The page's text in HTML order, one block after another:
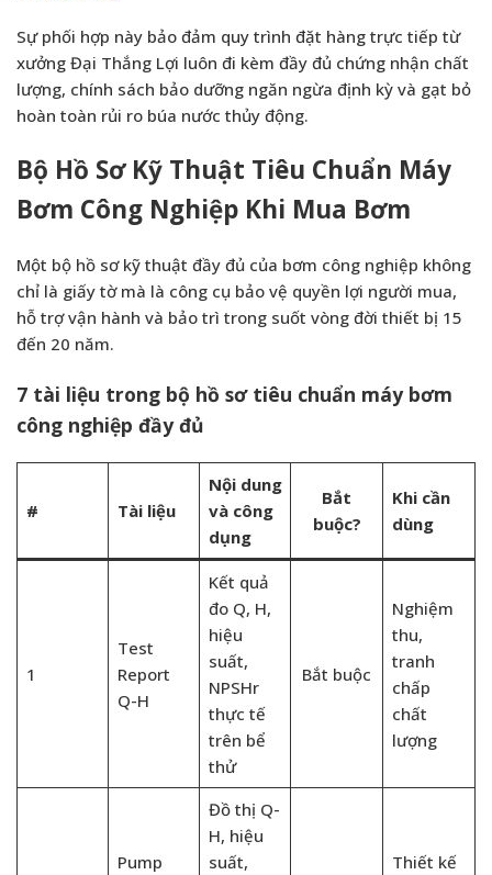
Sự phối hợp này bảo đảm quy trình đặt hàng trực tiếp từ
xưởng Đại Thắng Lợi luôn đi kèm đầy đủ chứng nhận chất
lượng, chính sách bảo dưỡng ngăn ngừa định kỳ và gạt bỏ
hoàn toàn rủi ro búa nước thủy động.
Bộ Hồ Sơ Kỹ Thuật Tiêu Chuẩn Máy
Bơm Công Nghiệp Khi Mua Bơm
Một bộ hồ sơ kỹ thuật đầy đủ của bơm công nghiệp không
chỉ là giấy tờ mà là công cụ bảo vệ quyền lợi người mua,
hỗ trợ vận hành và bảo trì trong suốt vòng đời thiết bị 15
đến 20 năm.
7 tài liệu trong bộ hồ sơ tiêu chuẩn máy bơm
công nghiệp đầy đủ
# Tài liệu
Nội dung
và công
dụng
Bắt
buộc?
Khi cần
dùng
1
Test
Report
Q-H
Kết quả
đo Q, H,
hiệu
suất,
NPSHr
thực tế
trên bể
thử
Bắt buộc
Nghiệm
thu,
tranh
chấp
chất
lượng
Pump
Đồ thị Q-
H, hiệu
suất,
Thiết kế